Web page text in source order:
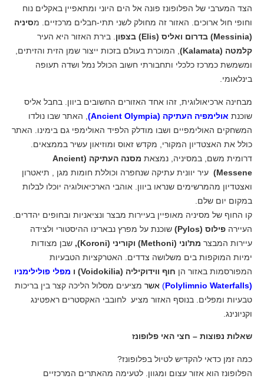
הצד המערבי של הפלופונז פונה אל הים היוני ומתאפיין באקלים נוח
וחופי חול ארוכים. האזור זה מחולק לשני תתי-חבלים מרכזיים. מסיניה
(Messinia) בדרום ואליס (Elis) בצפון
. בירת האזור היא העיר
קלמטה (Kalamata)
, המוכרת בעולם בזכות ייצור שמן הזית והזיתים,
ומשמשת כמרכז כלכלי ותחבורתי חשוב הכולל נמל ושדה תעופה
בינלאומי.
מבחינה ארכיאולוגית, זהו אחד האזורים החשובים ביוון. בחבל אליס
שוכנת אולימפיה העתיקה (Ancient Olympia)
, האתר שבו נולדו
המשחקים האולימפיים ושבו מודלק הלפיד האולימפי גם בימינו. האתר
כולל את האצטדיון המקורי, מקדש זאוס ומוזיאון עשיר בממצאים.
דרומית משם, במסיניה, נמצאת
מסנה העתיקה (Ancient
Messene)
עיר יוונית עתיקה שנחפרה וכוללת חומות מגן , תיאטרון
ואצטדיון מהמרשימים שנראו ביוון. אוהבי הארכיאולוגיה יוכלו לבלות
במקום יום שלם.
קו החוף של מסיניה מאופיין בעיירות מבצר ונציאניות ובחופים יהדרים.
העיירה פילוס (Pylos)
שוכנת על מפרץ נבארינו ההיסטורי ולצידה
עיירות המבצר מת'וני (Methoni) וקוריני (Koroni),
שבן מצודות
ימיות המוקפות בים משלושה צדדים. האטרקציות הטבעיות
המפורסמות באזור הן חוף ווידוקיליה (Voidokilia) ו
מפלי פולילימניו
(Polylimnio Waterfalls
) אשר מציעים מסלול הליכה קצר בין בריכות
טבעיות ומפלים. בנוסף האזור מציע לחובבי האקסטרים ראפטינג
וקניונינג.
שאלות נפוצות – חצי האי פלופונז
כמה זמן כדאי להקדיש לטיול בפלופונז?
הפלופונז הוא אזור עצום ומגוון. לטעימה מהאתרים המרכזיים